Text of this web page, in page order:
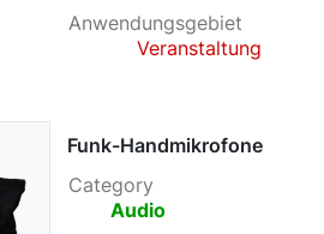
Anwendungsgebiet
Veranstaltung
Funk-Handmikrofone
Category
Audio